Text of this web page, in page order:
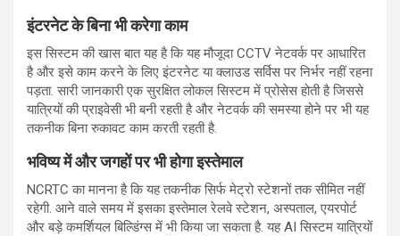
इंटरनेट के बिना भी करेगा काम
इस सिस्टम की खास बात यह है कि यह मौजूदा CCTV नेटवर्क पर आधारित
है और इसे काम करने के लिए इंटरनेट या क्लाउड सर्विस पर निर्भर नहीं रहना
पड़ता. सारी जानकारी एक सुरक्षित लोकल सिस्टम में प्रोसेस होती है जिससे
यात्रियों की प्राइवेसी भी बनी रहती है और नेटवर्क की समस्या होने पर भी यह
तकनीक बिना रुकावट काम करती रहती है.
भविष्य में और जगहों पर भी होगा इस्तेमाल
NCRTC का मानना है कि यह तकनीक सिर्फ मेट्रो स्टेशनों तक सीमित नहीं
रहेगी. आने वाले समय में इसका इस्तेमाल रेलवे स्टेशन, अस्पताल, एयरपोर्ट
और बड़े कमर्शियल बिल्डिंग्स में भी किया जा सकता है. यह AI सिस्टम यात्रियों